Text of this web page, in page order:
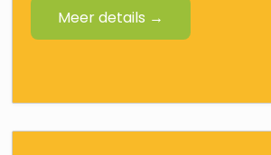
Meer details